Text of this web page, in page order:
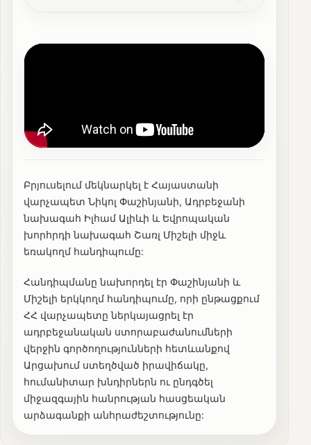
Բրյուսելում մեկնարկել է Հայաստանի
վարչապետ Նիկոլ Փաշինյանի, Ադրբեջանի
նախագահ Իլհամ Ալիևի և Եվրոպական
խորհրդի նախագահ Շառլ Միշելի միջև
եռակողմ հանդիպումը:
Հանդիպմանը նախորդել էր Փաշինյանի և
Միշելի երկկողմ հանդիպումը, որի ընթացքում
ՀՀ վարչապետը ներկայացրել էր
ադրբեջանական ստորաբաժանումների
վերջին գործողությունների հետևանքով
Արցախում ստեղծված իրավիճակը,
հումանիտար խնդիրներն ու ընդգծել
միջազգային հանրության հասցեական
արձագանքի անհրաժեշտությունը: